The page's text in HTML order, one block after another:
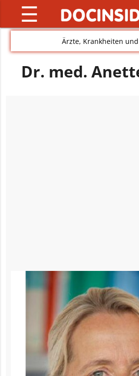
☰
Ärzte, Krankheiten
Dr. med.